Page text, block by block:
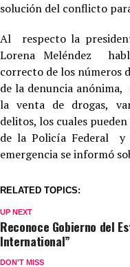
solución del conflicto
Al respecto la
Lorena Meléndez
correcto de los números
de la denuncia
la venta de drogas,
delitos, los cuales
de la Policía Federal
emergencia se informó
RELATED TOPICS:
UP NEXT
Reconoce Gobierno del
International”
DON'T MISS